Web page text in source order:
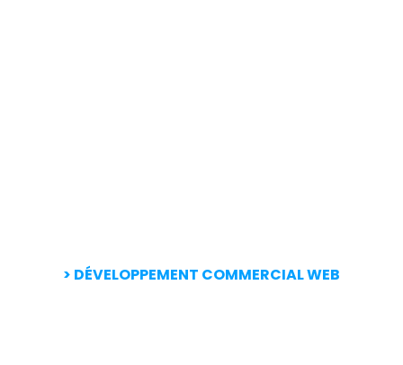
> DÉVELOPPEMENT COMMERCIAL WEB